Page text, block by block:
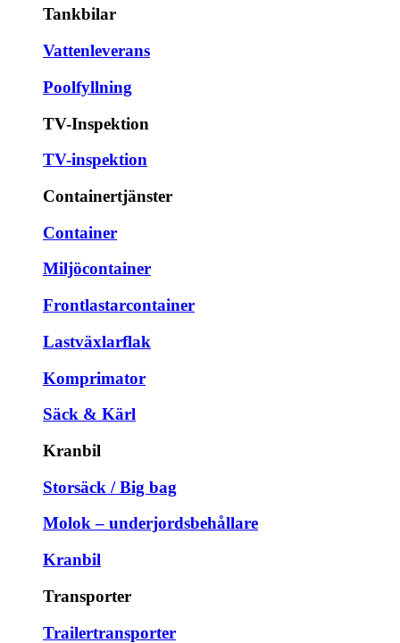
Tankbilar
Vattenleverans
Poolfyllning
TV-Inspektion
TV-inspektion
Containertjänster
Container
Miljöcontainer
Frontlastarcontainer
Lastväxlarflak
Komprimator
Säck & Kärl
Kranbil
Storsäck / Big bag
Molok – underjordsbehållare
Kranbil
Transporter
Trailertransporter